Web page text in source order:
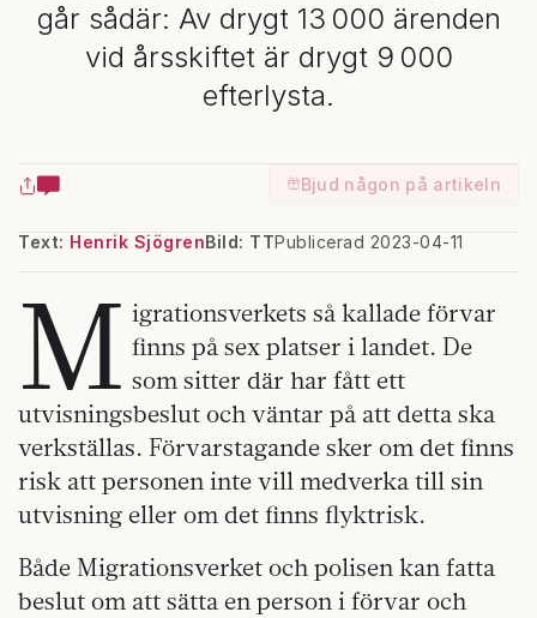
går sådär: Av drygt 13 000 ärenden
vid årsskiftet är drygt 9 000
efterlysta.
Bjud någon på artikeln
Text: Henrik Sjögren Publicerad 2023-04-11
Bild: TT
M igrationsverkets så kallade förvar
finns på sex platser i landet. De
som sitter där har fått ett
utvisningsbeslut och väntar på att detta ska
verkställas. Förvarstagande sker om det finns
risk att personen inte vill medverka till sin
utvisning eller om det finns flyktrisk.
Både Migrationsverket och polisen kan fatta
beslut om att sätta en person i förvar och